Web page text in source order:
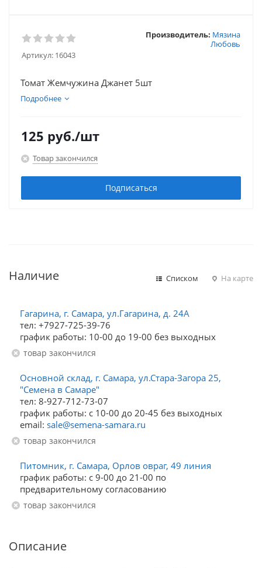
Артикул: 16043
Производитель: Мязина
Любовь
Томат Жемчужина Джанет 5шт
Подробнее
125 руб./шт
Товар закончился
Подписаться
Наличие Списком На карте
Гагарина, г. Самара, ул.Гагарина, д. 24А
тел: +7927-725-39-76
график работы: 10-00 до 19-00 без выходных
Товар закончился
Основной склад, г. Самара, ул.Стара-Загора 25,
"Семена в Самаре"
тел: 8-927-712-73-07
график работы: с 10-00 до 20-45 без выходных
email: sale@semena-samara.ru
Товар закончился
Питомник, г. Самара, Орлов овраг, 49 линия
график работы: с 9-00 до 21-00 по
предварительному согласованию
Товар закончился
Описание